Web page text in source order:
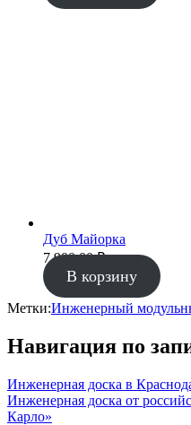
Дуб Майорка
7 900.00₽
В корзину
Метки:Инженерный
Навигация по
Инженерная доска в
Инженерная доска от
Карло»